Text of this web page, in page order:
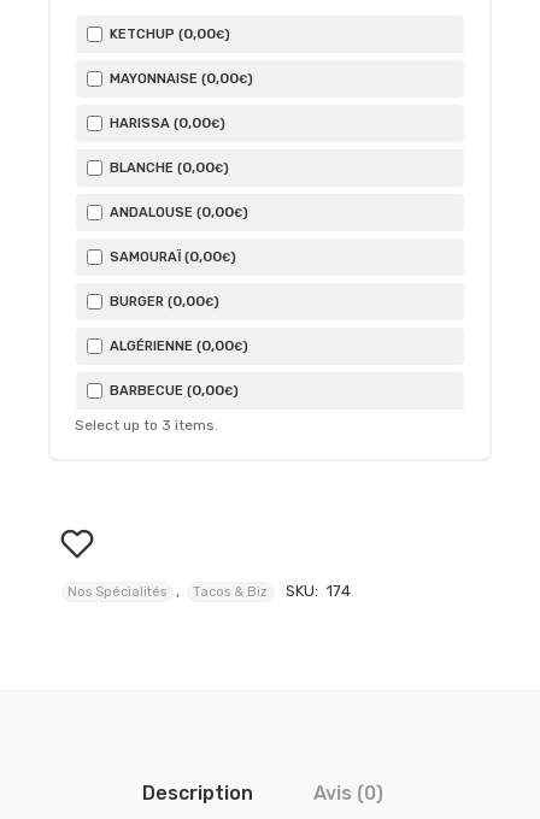
KETCHUP (0,00€)
MAYONNAISE (0,00€)
HARISSA (0,00€)
BLANCHE (0,00€)
ANDALOUSE (0,00€)
SAMOURAÏ (0,00€)
BURGER (0,00€)
ALGÉRIENNE (0,00€)
BARBECUE (0,00€)
Select up to 3 items.
Nos Spécialités , Tacos & Biz SKU: 174
Description Avis (0)